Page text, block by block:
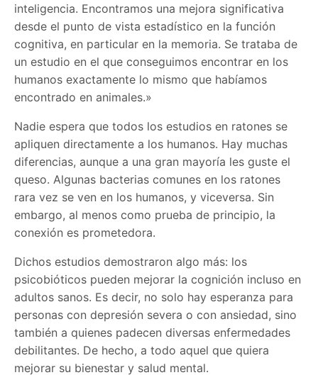
inteligencia. Encontramos una mejora significativa
desde el punto de vista estadístico en la función
cognitiva, en particular en la memoria. Se trataba de
un estudio en el que conseguimos encontrar en los
humanos exactamente lo mismo que habíamos
encontrado en animales.»
Nadie espera que todos los estudios en ratones se
apliquen directamente a los humanos. Hay muchas
diferencias, aunque a una gran mayoría les guste el
queso. Algunas bacterias comunes en los ratones
rara vez se ven en los humanos, y viceversa. Sin
embargo, al menos como prueba de principio, la
conexión es prometedora.
Dichos estudios demostraron algo más: los
psicobióticos pueden mejorar la cognición incluso en
adultos sanos. Es decir, no solo hay esperanza para
personas con depresión severa o con ansiedad, sino
también a quienes padecen diversas enfermedades
debilitantes. De hecho, a todo aquel que quiera
mejorar su bienestar y salud mental.